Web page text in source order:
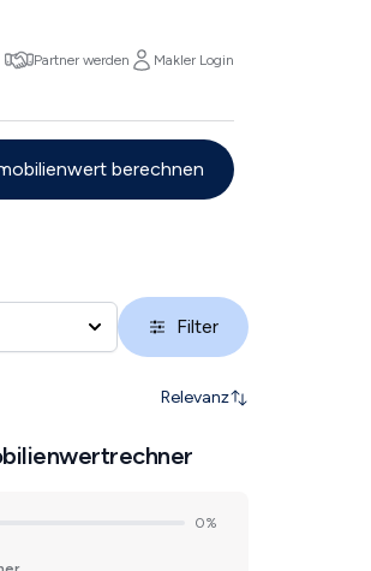
Partner werden Makler Login
Immobilienwert berechnen
Filter
Relevanz